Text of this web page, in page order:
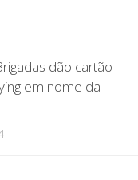
dão cartão
em nome da